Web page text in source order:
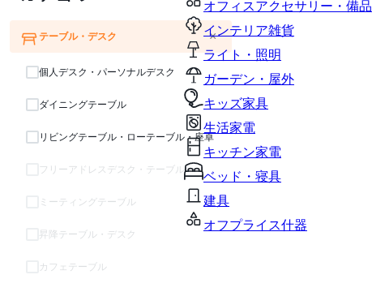
オフィスアクセサリー・備品
インテリア雑貨
ライト・照明
ガーデン・屋外
キッズ家具
生活家電
キッチン家電
ベッド・寝具
建具
オフプライス什器
ソファ
チェア・椅子
テーブル・デスク ×
個人デスク・パーソナルデスク
ダイニングテーブル
リビングテーブル・ローテーブル・座卓
フリーアドレスデスク・テーブル
ミーティングテーブル
昇降テーブル・デスク
カフェテーブル